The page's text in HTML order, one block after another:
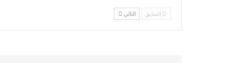
السابق التالي